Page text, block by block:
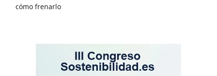
cómo frenarlo